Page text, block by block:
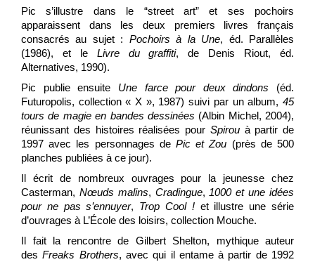
Pic s’illustre dans le “street art” et ses pochoirs
apparaissent dans les deux premiers livres français
consacrés au sujet : Pochoirs à la Une, éd. Parallèles
(1986), et le Livre du graffiti, de Denis Riout, éd.
Alternatives, 1990).
Pic publie ensuite Une farce pour deux dindons (éd.
Futuropolis, collection « X », 1987) suivi par un album, 45
tours de magie en bandes dessinées (Albin Michel, 2004),
réunissant des histoires réalisées pour Spirouà partir de
1997 avec les personnages de Pic et Zou (près de 500
planches publiées à ce jour).
Il écrit de nombreux ouvrages pour la jeunesse chez
Casterman, Nœuds malins, Cradingue, 1000 et une idées
pour ne pas s’ennuyer, Trop Cool !et illustre une série
d’ouvrages à L’École des loisirs, collection Mouche.
Il fait la rencontre de Gilbert Shelton, mythique auteur
desFreaks Brothers, avec qui il entame à partir de 1992